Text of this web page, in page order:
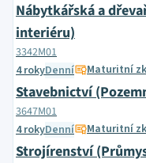
Nábytkářská a
interiéru)
3342M01
4 rokyDenní Maturitní
Stavebnictví
3647M01
4 rokyDenní Maturitní
Strojírenství